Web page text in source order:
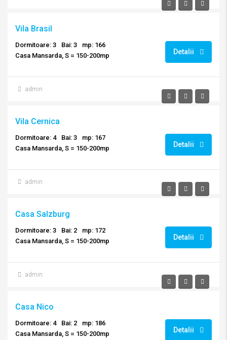
Vila Brasil
Dormitoare: 3 Bai: 3
mp: 166
Casa Mansarda, S = 150-200mp
Detalii
admin
Vila Cernica
Dormitoare: 4 Bai: 3
mp: 167
Casa Mansarda, S = 150-200mp
Detalii
admin
Casa Salzburg
Dormitoare: 3 Bai: 2
mp: 172
Casa Mansarda, S = 150-200mp
Detalii
admin
Casa Nico
Dormitoare: 4 Bai: 2
mp: 186
Casa Mansarda, S = 150-200mp
Detalii